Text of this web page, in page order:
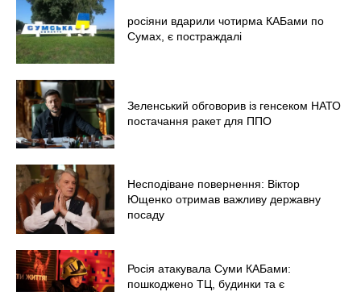
росіяни вдарили чотирма КАБами по
Сумах, є постраждалі
Зеленський обговорив із генсеком НАТО
постачання ракет для ППО
Несподіване повернення: Віктор
Ющенко отримав важливу державну
посаду
Росія атакувала Суми КАБами:
пошкоджено ТЦ, будинки та є